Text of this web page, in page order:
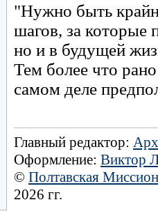
"Нужно быть
шагов, за которые
но и в будущей
Тем более что
самом деле
Главный редактор:
Оформление: Виктор
© Полтавская
2026 гг.